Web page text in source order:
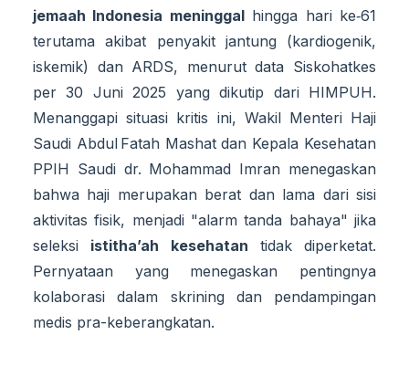
jemaah Indonesia meninggalhingga hari ke‑61
terutama akibat penyakit jantung (kardiogenik,
iskemik) dan ARDS, menurut data Siskohatkes
per 30 Juni 2025 yang dikutip dari HIMPUH.
Menanggapi situasi kritis ini, Wakil Menteri Haji
Saudi Abdul Fatah Mashat dan Kepala Kesehatan
PPIH Saudi dr. Mohammad Imran menegaskan
bahwa haji merupakan berat dan lama dari sisi
aktivitas fisik, menjadi "alarm tanda bahaya" jika
seleksi istitha’ah kesehatan tidak diperketat.
Pernyataan yang menegaskan pentingnya
kolaborasi dalam skrining dan pendampingan
medis pra-keberangkatan.